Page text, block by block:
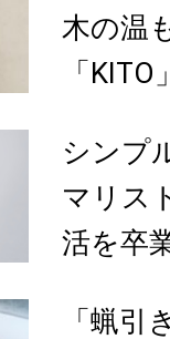
木の温
「
シンプ
マリス
活を卒
「蝋引